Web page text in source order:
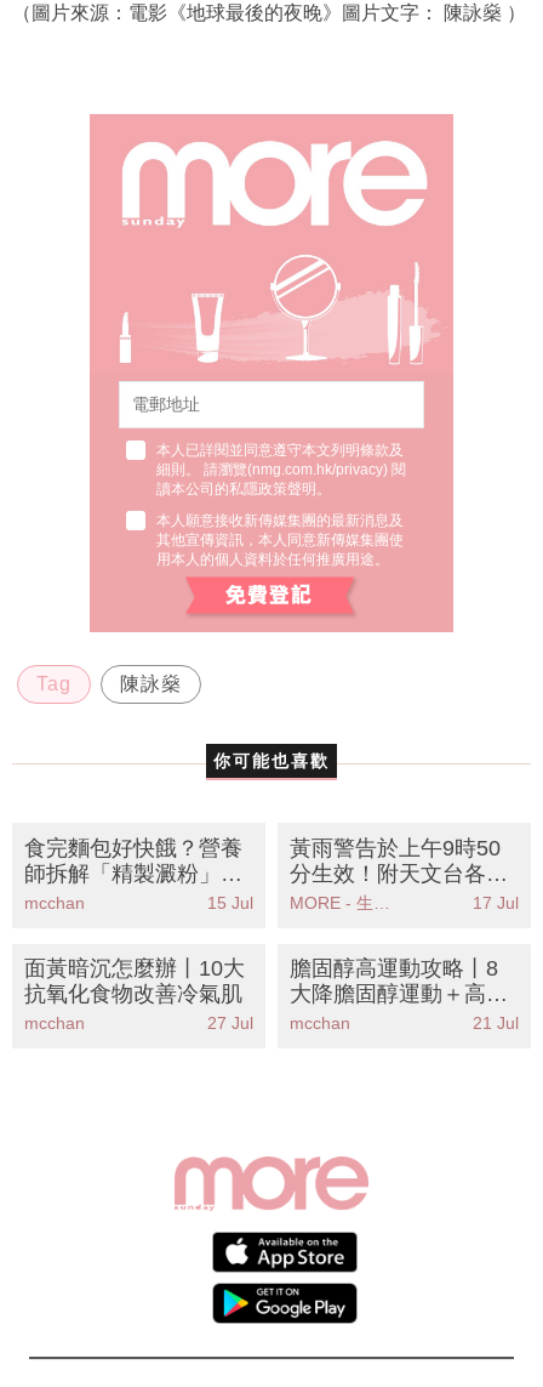
（圖片來源：電影《地球最後的夜晚》圖片文字： 陳詠燊 ）
本人已詳閱並同意遵守本文列明條款及
細則。 請瀏覽(nmg.com.hk/privacy) 閱
讀本公司的私隱政策聲明。
本人願意接收新傳媒集團的最新消息及
其他宣傳資訊，本人同意新傳媒集團使
用本人的個人資料於任何推廣用途。
Tag 陳詠燊
你可能也喜歡
食完麵包好快餓？營養
師拆解「精製澱粉」飢
餓循環丨8款飽肚替代
mcchan 15 Jul
黃雨警告於上午9時50
分生效！附天文台各區
雨量分佈圖
17 Jul
面黃暗沉怎麼辦丨10大
抗氧化食物改善冷氣肌
mcchan 27 Jul
膽固醇高運動攻略丨8
大降膽固醇運動＋高強
度運動禁忌
mcchan 21 Jul